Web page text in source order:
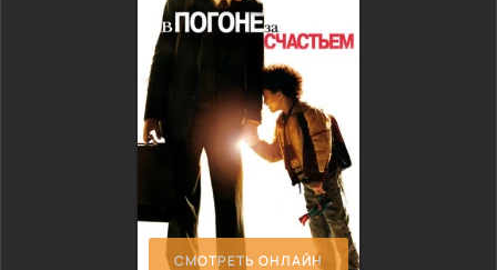
СМОТРЕТЬ ОНЛАЙН